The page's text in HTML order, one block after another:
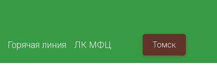
Горячая линия ЛК МФЦ Томск